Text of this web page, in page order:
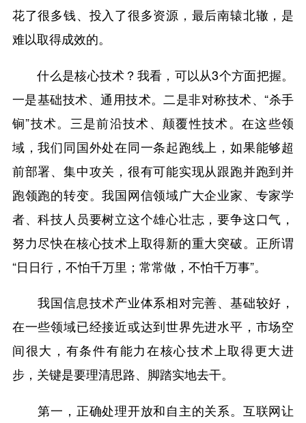
花了很多钱、投入了很多资源，最后南辕北辙，是
难以取得成效的。
什么是核心技术？我看，可以从3个方面把握。
一是基础技术、通用技术。二是非对称技术、“杀手
锏”技术。三是前沿技术、颠覆性技术。在这些领
域，我们同国外处在同一条起跑线上，如果能够超
前部署、集中攻关，很有可能实现从跟跑并跑到并
跑领跑的转变。我国网信领域广大企业家、专家学
者、科技人员要树立这个雄心壮志，要争这口气，
努力尽快在核心技术上取得新的重大突破。正所谓
“日日行，不怕千万里；常常做，不怕千万事”。
我国信息技术产业体系相对完善、基础较好，
在一些领域已经接近或达到世界先进水平，市场空
间很大，有条件有能力在核心技术上取得更大进
步，关键是要理清思路、脚踏实地去干。
第一，正确处理开放和自主的关系。互联网让